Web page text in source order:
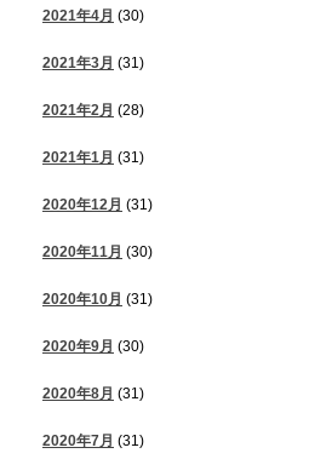
2021年4月 (30)
2021年3月 (31)
2021年2月 (28)
2021年1月 (31)
2020年12月 (31)
2020年11月 (30)
2020年10月 (31)
2020年9月 (30)
2020年8月 (31)
2020年7月 (31)